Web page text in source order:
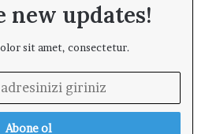
new updates!
sit amet, consectetur.